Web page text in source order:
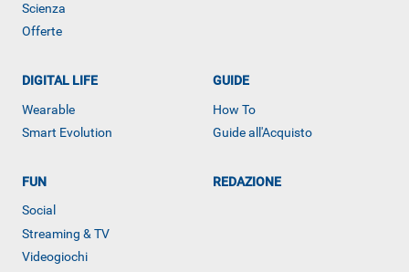
Scienza
Offerte
DIGITAL LIFE
Wearable
Smart Evolution
GUIDE
How To
Guide all'Acquisto
FUN
Social
Streaming & TV
Videogiochi
REDAZIONE